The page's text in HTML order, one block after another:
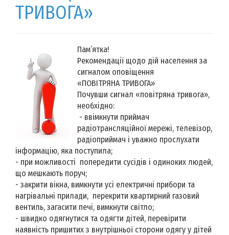
ТРИВОГА»
Пам’ятка!
Рекомендації щодо дій населення за
сигналом оповіщення
«ПОВІТРЯНА ТРИВОГА»
Почувши сигнал «повітряна тривога»,
необхідно:
- ввімкнути приймач
радіотрансляційної мережі, телевізор,
радіоприймач і уважно прослухати
інформацію, яка поступила;
- при можливості попередити сусідів і одиноких людей,
що мешкають поруч;
- закрити вікна, вимкнути усі електричні прибори та
нагрівальні прилади, перекрити квартирний газовий
вентиль, загасити печі, вимкнути світло;
- швидко одягнутися та одягти дітей, перевірити
наявність пришитих з внутрішньої сторони одягу у дітей